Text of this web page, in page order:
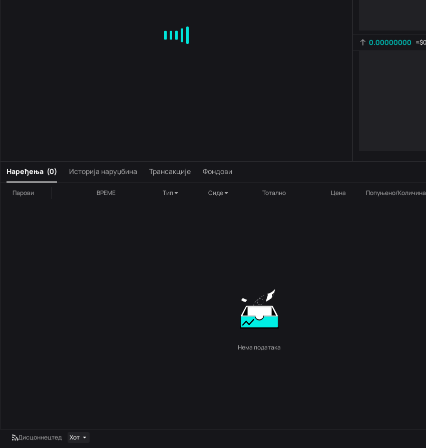
0.00000000 ≈
Наређења (0) Историја наруџбина Трансакције Фондови
Парови ВРЕМЕ Тип Сиде Тотално Цена Попуњено/Количина
Нема података
Дисцоннецтед Хот